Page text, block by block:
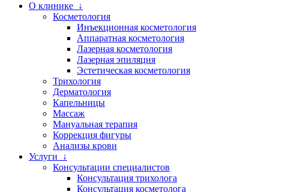
О клинике ↓
Косметология
Инъекционная косметология
Аппаратная косметология
Лазерная косметология
Лазерная эпиляция
Эстетическая косметология
Трихология
Дерматология
Капельницы
Массаж
Мануальная терапия
Коррекция фигуры
Анализы крови
Услуги ↓
Консультации специалистов
Консультация трихолога
Консультация косметолога